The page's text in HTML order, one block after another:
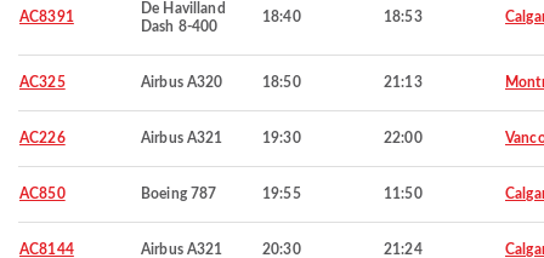
AC8391
De Havilland
Dash 8-400
18:40 18:53
AC325 Airbus A320 18:50 21:13
AC226 Airbus A321 19:30 22:00
AC850 Boeing 787 19:55 11:50
AC8144 Airbus A321 20:30 21:24